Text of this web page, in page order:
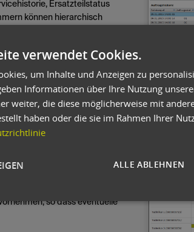
Ersatzteilstatus
können hierarchisch
auf Seriennummer- oder
für
Vertragsarten. oxaion
und bietet die
in Form von Tabellen
zu planen.
gibt es die oxaion-App. Sie
auf mobilen
im Service effizient
Dort lassen sich
so dass eventuelle
Abb.:
verwendet Cookies.
um Inhalte und Anzeigen zu
Informationen über Ihre Nutzung
weiter, die diese möglicherweise mit
haben oder die sie im Rahmen Ihrer
ALLE ABLEHNEN